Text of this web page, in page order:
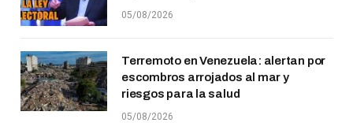
05/08/2026
Terremoto en Venezuela: alertan por
escombros arrojados al mar y
riesgos para la salud
05/08/2026